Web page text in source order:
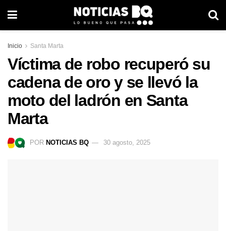
Inicio Santa Marta
Víctima de robo recuperó su
cadena de oro y se llevó la
moto del ladrón en Santa
Marta
POR NOTICIAS BQ 30 agosto, 2025